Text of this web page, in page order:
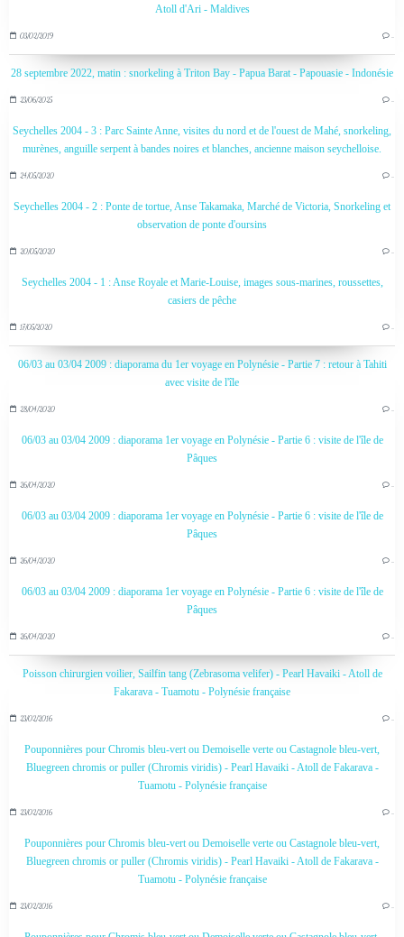
Atoll d'Ari - Maldives
03/02/2019 …
28 septembre 2022, matin : snorkeling à Triton Bay - Papua Barat - Papouasie - Indonésie
23/06/2025 …
Seychelles 2004 - 3 : Parc Sainte Anne, visites du nord et de l'ouest de Mahé, snorkeling,
murènes, anguille serpent à bandes noires et blanches, ancienne maison seychelloise.
24/05/2020 …
Seychelles 2004 - 2 : Ponte de tortue, Anse Takamaka, Marché de Victoria, Snorkeling et
observation de ponte d'oursins
20/05/2020 …
Seychelles 2004 - 1 : Anse Royale et Marie-Louise, images sous-marines, roussettes,
casiers de pêche
17/05/2020 …
06/03 au 03/04 2009 : diaporama du 1er voyage en Polynésie - Partie 7 : retour à Tahiti
avec visite de l'île
28/04/2020 …
06/03 au 03/04 2009 : diaporama 1er voyage en Polynésie - Partie 6 : visite de l'île de
Pâques
26/04/2020 …
06/03 au 03/04 2009 : diaporama 1er voyage en Polynésie - Partie 6 : visite de l'île de
Pâques
26/04/2020 …
06/03 au 03/04 2009 : diaporama 1er voyage en Polynésie - Partie 6 : visite de l'île de
Pâques
26/04/2020 …
Poisson chirurgien voilier, Sailfin tang (Zebrasoma velifer) - Pearl Havaiki - Atoll de
Fakarava - Tuamotu - Polynésie française
23/02/2016 …
Pouponnières pour Chromis bleu-vert ou Demoiselle verte ou Castagnole bleu-vert,
Bluegreen chromis or puller (Chromis viridis) - Pearl Havaiki - Atoll de Fakarava -
Tuamotu - Polynésie française
23/02/2016 …
Pouponnières pour Chromis bleu-vert ou Demoiselle verte ou Castagnole bleu-vert,
Bluegreen chromis or puller (Chromis viridis) - Pearl Havaiki - Atoll de Fakarava -
Tuamotu - Polynésie française
23/02/2016 …